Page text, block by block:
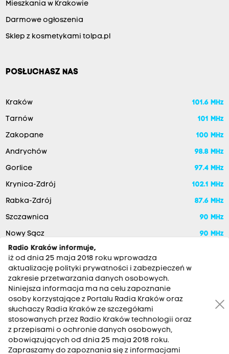
Mieszkania w Krakowie
Darmowe ogłoszenia
Sklep z kosmetykami tolpa.pl
POSŁUCHASZ NAS
Kraków 101.6 MHz
Tarnów 101 MHz
Zakopane 100 MHz
Andrychów 98.8 MHz
Gorlice 97.4 MHz
Krynica-Zdrój 102.1 MHz
Rabka-Zdrój 87.6 MHz
Szczawnica 90 MHz
Nowy Sącz 90 MHz
RADIO KRAKÓW SA. Aleja Juliusza Słowackiego 22, 30-007
Kraków
Antena: 12 200 33 33
Radio Kraków informuje,
iż od dnia 25 maja 2018 roku wprowadza
aktualizację polityki prywatności i zabezpieczeń w
zakresie przetwarzania danych osobowych.
Niniejsza informacja ma na celu zapoznanie
osoby korzystające z Portalu Radia Kraków oraz
słuchaczy Radia Kraków ze szczegółami
stosowanych przez Radio Kraków technologii oraz
z przepisami o ochronie danych osobowych,
obowiązujących od dnia 25 maja 2018 roku.
Zapraszamy do zapoznania się z informacjami